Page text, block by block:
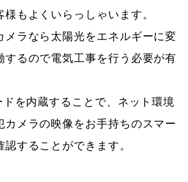
様もよくいらっしゃいます。
メラなら太陽光をエネルギーに変
するので電気工事を行う必要が有
を内蔵することで、ネット環境
カメラの映像をお手持ちのスマー
認することができます。